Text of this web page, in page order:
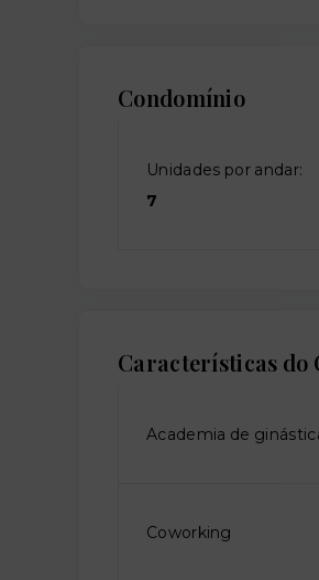
Condomínio
Unidades por andar:
7
Características do
Academia de
Coworking